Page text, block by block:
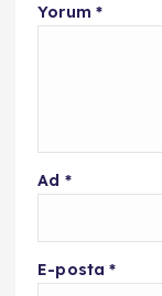
Yorum *
Ad *
E-posta*